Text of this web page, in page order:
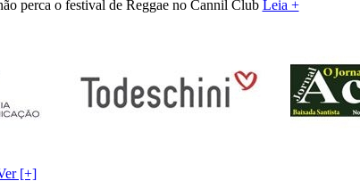
perca o festival de Reggae no Cannil Club Leia +
[+]